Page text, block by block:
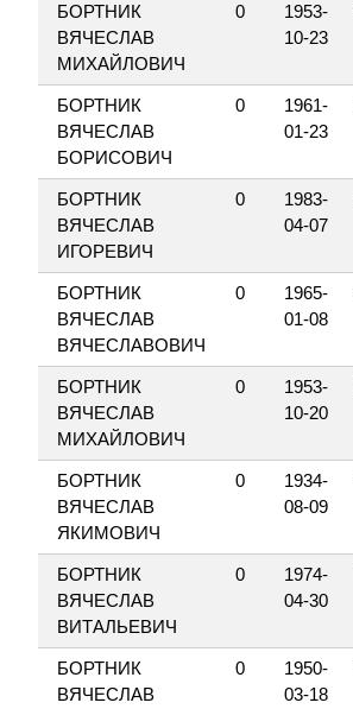
БОРТНИК
ВЯЧЕСЛАВ
МИХАЙЛОВИЧ
0
1953-
10-23
БОРТНИК
ВЯЧЕСЛАВ
БОРИСОВИЧ
0
1961-
01-23
БОРТНИК
ВЯЧЕСЛАВ
ИГОРЕВИЧ
0
1983-
04-07
БОРТНИК
ВЯЧЕСЛАВ
ВЯЧЕСЛАВОВИЧ
0
1965-
01-08
БОРТНИК
ВЯЧЕСЛАВ
МИХАЙЛОВИЧ
0
1953-
10-20
БОРТНИК
ВЯЧЕСЛАВ
ЯКИМОВИЧ
0
1934-
08-09
БОРТНИК
ВЯЧЕСЛАВ
ВИТАЛЬЕВИЧ
0
1974-
04-30
БОРТНИК
ВЯЧЕСЛАВ
0
1950-
03-18